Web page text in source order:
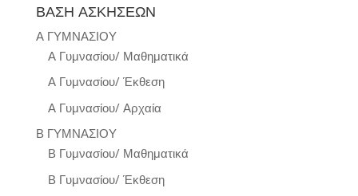
ΒΑΣΗ ΑΣΚΗΣΕΩΝ
Α ΓΥΜΝΑΣΙΟΥ
Α Γυμνασίου/ Μαθηματικά
Α Γυμνασίου/ Έκθεση
Α Γυμνασίου/ Αρχαία
Β ΓΥΜΝΑΣΙΟΥ
Β Γυμνασίου/ Μαθηματικά
Β Γυμνασίου/ Έκθεση